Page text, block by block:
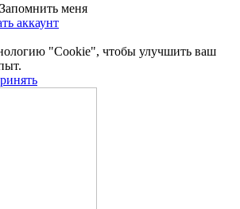
Запомнить меня
аккаунт
"Cookie", чтобы улучшить ваш